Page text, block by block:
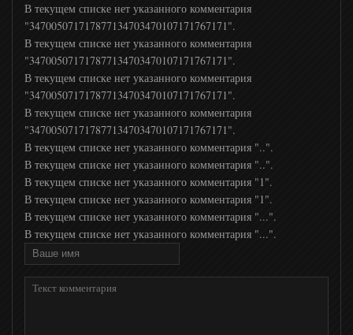
КХЛ ТВ
Беларусь 5
Матч! Премьер
Спорт 1 UA
Спорт 2 UA
Мир Баскетбола
В текущем списке нет указанного комментария
"347005071717877134703470107171767171".
В текущем списке нет указанного комментария
"347005071717877134703470107171767171".
В текущем списке нет указанного комментария
"347005071717877134703470107171767171".
В текущем списке нет указанного комментария
"347005071717877134703470107171767171".
В текущем списке нет указанного комментария "..".
В текущем списке нет указанного комментария "..".
В текущем списке нет указанного комментария "1".
В текущем списке нет указанного комментария "1".
В текущем списке нет указанного комментария "...".
В текущем списке нет указанного комментария "...".